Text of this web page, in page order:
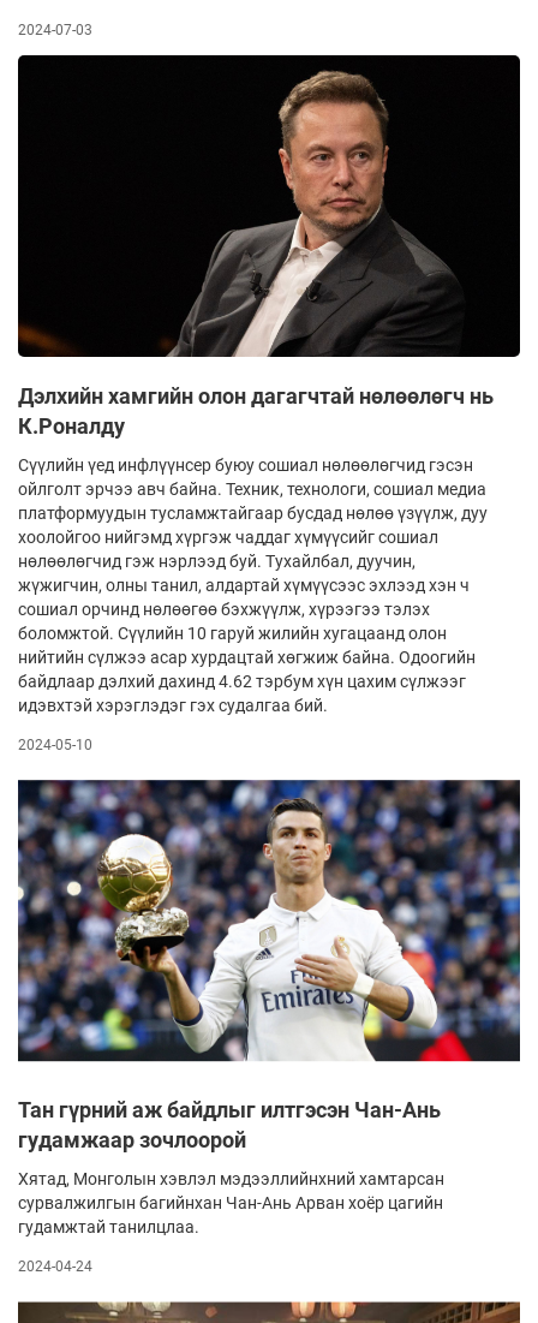
2024-07-03
Дэлхийн хамгийн олон дагагчтай нөлөөлөгч нь
К.Роналду
Сүүлийн үед инфлүүнсер буюу сошиал нөлөөлөгчид гэсэн
ойлголт эрчээ авч байна. Техник, технологи, сошиал медиа
платформуудын тусламжтайгаар бусдад нөлөө үзүүлж, дуу
хоолойгоо нийгэмд хүргэж чаддаг хүмүүсийг сошиал
нөлөөлөгчид гэж нэрлээд буй. Тухайлбал, дуучин,
жүжигчин, олны танил, алдартай хүмүүсээс эхлээд хэн ч
сошиал орчинд нөлөөгөө бэхжүүлж, хүрээгээ тэлэх
боломжтой. Сүүлийн 10 гаруй жилийн хугацаанд олон
нийтийн сүлжээ асар хурдацтай хөгжиж байна. Одоогийн
байдлаар дэлхий дахинд 4.62 тэрбум хүн цахим сүлжээг
идэвхтэй хэрэглэдэг гэх судалгаа бий.
2024-05-10
Тан гүрний аж байдлыг илтгэсэн Чан-Ань
гудамжаар зочлоорой
Хятад, Монголын хэвлэл мэдээллийнхний хамтарсан
сурвалжилгын багийнхан Чан-Ань Арван хоёр цагийн
гудамжтай танилцлаа.
2024-04-24